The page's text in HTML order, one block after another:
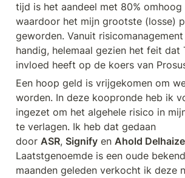
tijd is het aandeel met 80% omhoog
waardoor het mijn grootste (losse)
geworden. Vanuit
handig, helemaal gezien het feit dat
invloed heeft op de koers van
Een hoop geld is vrijgekomen om
worden. In deze koopronde heb ik
ingezet om het algehele risico in
te verlagen. Ik heb dat gedaan
door ASR, Signify en Ahold Delhaize
Laatstgenoemde is een oude
maanden geleden verkocht ik deze